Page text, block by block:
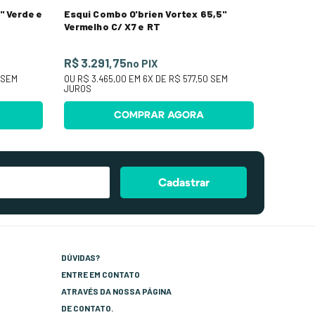
Verde e
SEM
Esqui Combo O'brien Vortex 65,5"
Vermelho C/ X7 e RT
R$ 3.291,75no PIX
OU R$ 3.465,00 EM 6X DE R$ 577,50 SEM
JUROS
COMPRAR AGORA
Cadastrar
DÚVIDAS?
ENTRE EM CONTATO
ATRAVÉS DA NOSSA PÁGINA
DE CONTATO.